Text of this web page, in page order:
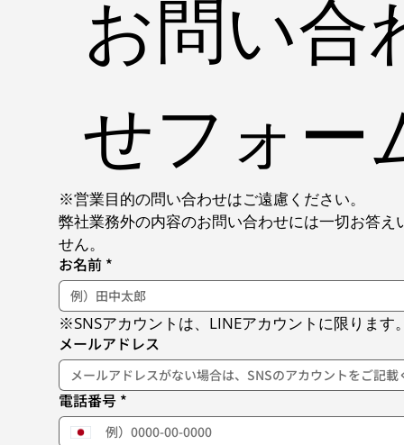
お問い合
せフォー
※営業目的の問い合わせはご遠慮ください。
弊社業務外の内容のお問い合わせには一切お答え
せん。
お名前 *
※SNSアカウントは、LINEアカウントに限ります
メールアドレス
電話番号 *